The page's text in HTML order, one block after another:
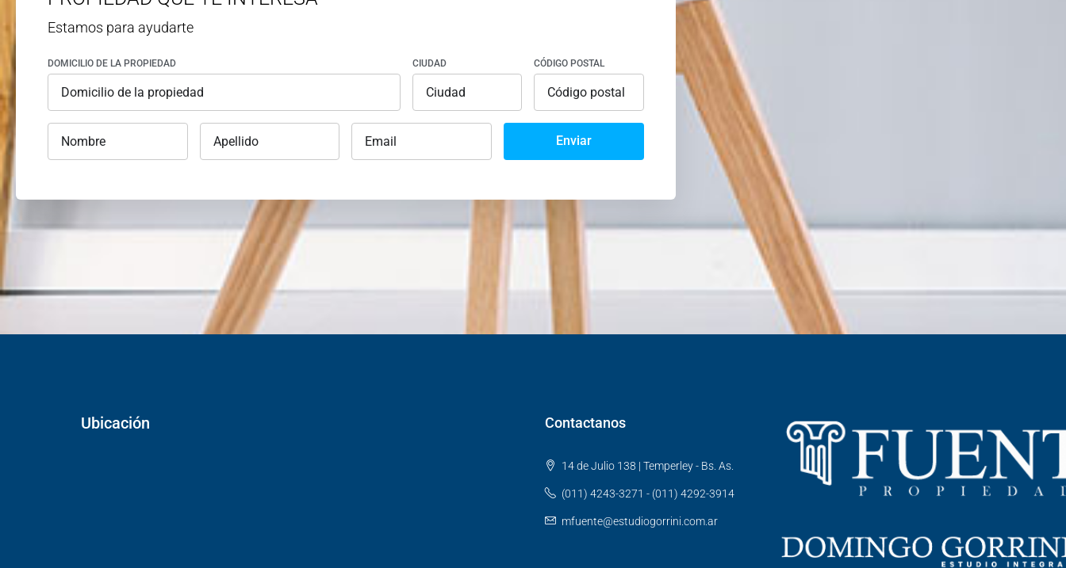
Estamos para ayudarte
DOMICILIO DE LA PROPIEDAD CIUDAD CÓDIGO POSTAL
Enviar
Ubicación Contactanos
14 de Julio 138 | Temperley - Bs. As.
(011) 4243-3271 - (011) 4292-3914
mfuente@estudiogorrini.com.ar